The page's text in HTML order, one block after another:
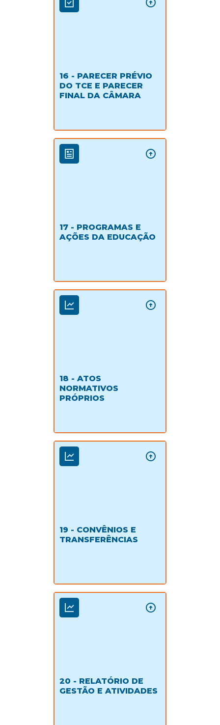
16 - PARECER PRÉVIO
DO TCE E PARECER
FINAL DA CÂMARA
17 - PROGRAMAS E
AÇÕES DA EDUCAÇÃO
18 - ATOS
NORMATIVOS
PRÓPRIOS
19 - CONVÊNIOS E
TRANSFERÊNCIAS
20 - RELATÓRIO DE
GESTÃO E ATIVIDADES